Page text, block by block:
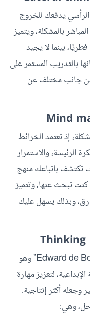
الرأسي يدفعك للخروج
بالمشكلة، ويتميز
بينما لا يجيد
بالتدريب المستمر على
من جانب مختلف عن
إذ تعتمد الخرائط
الرئيسة، والاستمرار
تكتشف باتباعك منهج
كنت تبحث عنها، وتتميز
وبذلك يسهل عليك
قبعات التفكير الست هو نهج وضعه “Edward de Bono” وهو
لتعزيز مهارة
وجعله أكثر إنتاجية.